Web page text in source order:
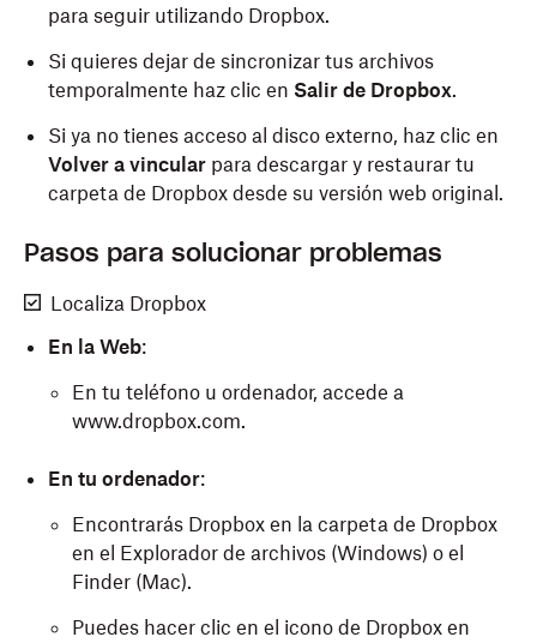
para seguir utilizando Dropbox.
Si quieres dejar de sincronizar tus archivos
temporalmente haz clic en Salir de Dropbox.
Si ya no tienes acceso al disco externo, haz clic en
Volver a vincular para descargar y restaurar tu
carpeta de Dropbox desde su versión web original.
Pasos para solucionar problemas
Localiza Dropbox
En la Web:
En tu teléfono u ordenador, accede a
www.dropbox.com.
En tu ordenador:
Encontrarás Dropbox en la carpeta de Dropbox
en el Explorador de archivos (Windows) o el
Finder (Mac).
Puedes hacer clic en el icono de Dropbox en